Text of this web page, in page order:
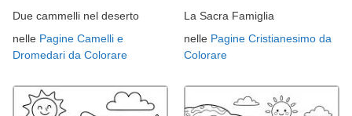
Due cammelli nel deserto
nelle Pagine Camelli e
Dromedari da Colorare
La Sacra Famiglia
nelle Pagine Cristianesimo da
Colorare